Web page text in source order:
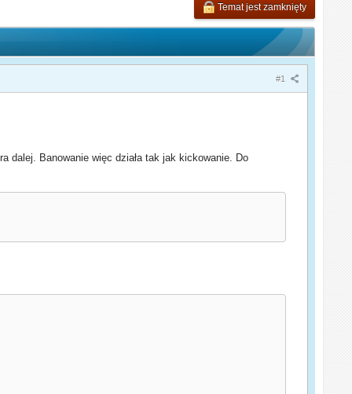
Temat jest zamknięty
#1
dalej. Banowanie więc działa tak jak kickowanie. Do